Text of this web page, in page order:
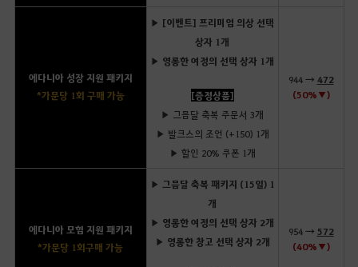
에다니아 성장 지원 패키지
*가문당 1회 구매 가능
▶ [이벤트] 프리미엄 의상 선택
상자 1개
▶ 영롱한 여정의 선택 상자 1개
[증정상품]
▶ 그믐달 축복 주문서 3개
▶ 발크스의 조언 (+150) 1개
▶ 할인 20% 쿠폰 1개
944 → 472
(50%▼)
에다니아 모험 지원 패키지
*가문당 1회 구매 가능
▶ 그믐달 축복 패키지 (15일) 1
개
▶ 영롱한 여정의 선택 상자 2개
▶ 영롱한 창고 선택 상자 2개
954 → 572
(40%▼)